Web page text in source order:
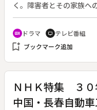
く。障害者とその家族へ
主演「おふくろシリーズ
ても・愛」。◆１５年前
三枝子（浜木綿子）は、
交換手として働いている
（綿引勝彦）が髄膜炎で
も職を失なう。ベテラン
再就職は難しい。◆解説
recent_actors ドラマ tv テレビ番組
bookmark_add ブックマーク追加
ＮＨＫ特集 ３
中国・長春自動